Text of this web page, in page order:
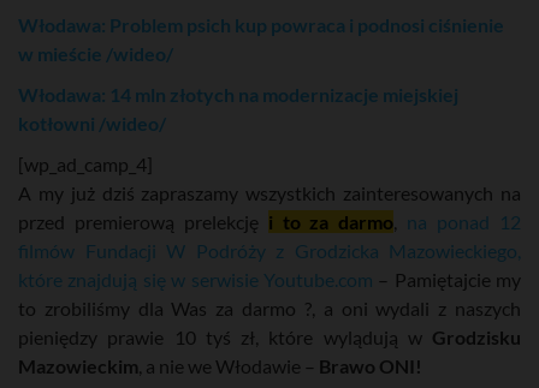
Włodawa: Problem psich kup powraca i podnosi ciśnienie
w mieście /wideo/
Włodawa: 14 mln złotych na modernizacje miejskiej
kotłowni /wideo/
[wp_ad_camp_4]
A my już dziś zapraszamy wszystkich zainteresowanych na
przed premierową prelekcję i to za darmo
na ponad 12
filmów Fundacji W Podróży z Grodzicka Mazowieckiego,
które znajdują się w serwisie Youtube.com – Pamiętajcie my
to zrobiliśmy dla Was za darmo ?, a oni wydali z naszych
pieniędzy prawie 10 tyś zł, które wylądują w Grodzisku
Mazowieckim , a nie we Włodawie – Brawo ONI!